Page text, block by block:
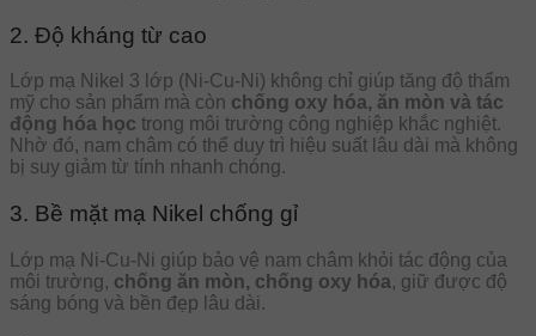
2. Độ kháng từ cao
Lớp mạ Nikel 3 lớp (Ni-Cu-Ni) không chỉ giúp tăng độ thẩm
mỹ cho sản phẩm mà còn chống oxy hóa, ăn mòn và tác
động hóa học trong môi trường công nghiệp khắc nghiệt.
Nhờ đó, nam châm có thể duy trì hiệu suất lâu dài mà không
bị suy giảm từ tính nhanh chóng.
3. Bề mặt mạ Nikel chống gỉ
Lớp mạ Ni-Cu-Ni giúp bảo vệ nam châm khỏi tác động của
môi trường, chống ăn mòn, chống oxy hóa, giữ được độ
sáng bóng và bền đẹp lâu dài.